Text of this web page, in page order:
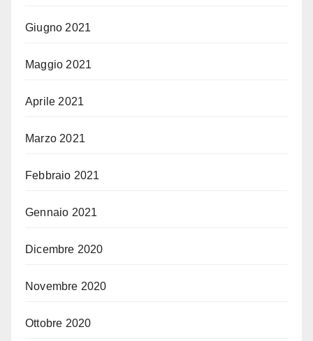
Giugno 2021
Maggio 2021
Aprile 2021
Marzo 2021
Febbraio 2021
Gennaio 2021
Dicembre 2020
Novembre 2020
Ottobre 2020